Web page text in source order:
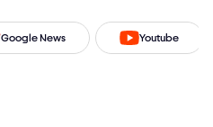
Google News Youtube